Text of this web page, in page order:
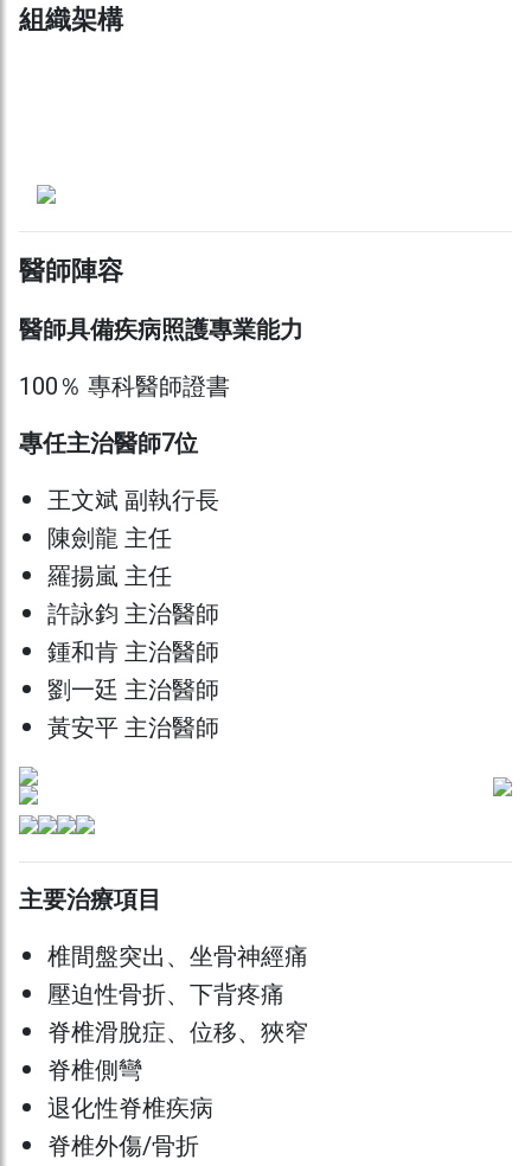
組織架構
醫師陣容
醫師具備疾病照護專業能力
100％ 專科醫師證書
專任主治醫師7位
王文斌 副執行長
陳劍龍 主任
羅揚嵐 主任
許詠鈞 主治醫師
鍾和肯 主治醫師
劉一廷 主治醫師
黃安平 主治醫師
主要治療項目
椎間盤突出、坐骨神經痛
壓迫性骨折、下背疼痛
脊椎滑脫症、位移、狹窄
脊椎側彎
退化性脊椎疾病
脊椎外傷/骨折